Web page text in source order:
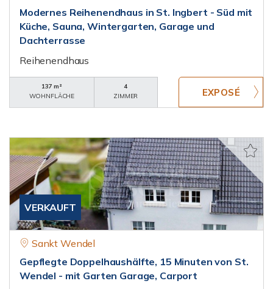
Modernes Reihenendhaus in St. Ingbert - Süd mit
Küche, Sauna, Wintergarten, Garage und
Dachterrasse
Reihenendhaus
137 m²
WOHNFLÄCHE
4
ZIMMER
VERKAUFT
Sankt Wendel
Gepflegte Doppelhaushälfte, 15 Minuten von St.
Wendel - mit Garten Garage, Carport